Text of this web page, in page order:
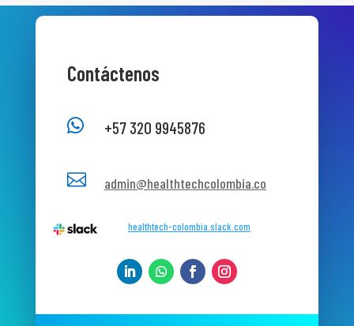
Contáctenos
 +57 320 9945876
 admin@healthtechcolombia.co
healthtech-colombia.slack.com